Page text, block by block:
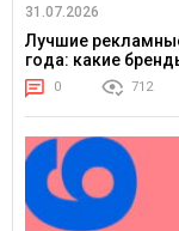
31.07.2026
Лучшие
года: какие
0 712